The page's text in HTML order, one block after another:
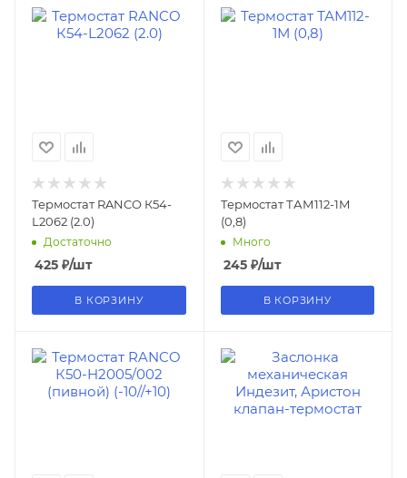
Термостат RANCO К54-
L2062 (2.0)
Достаточно
425 ₽/шт
В КОРЗИНУ
Термостат ТАМ112-1М
(0,8)
Много
245₽/шт
В КОРЗИНУ